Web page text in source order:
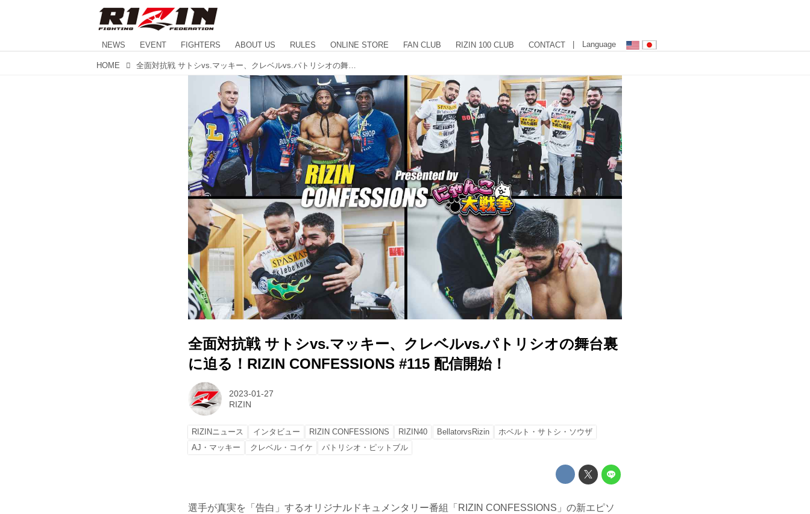
NEWS EVENT FIGHTERS ABOUT US RULES ONLINE STORE FAN CLUB RIZIN 100 CLUB CONTACT | Language
HOME
全面対抗戦 サトシvs.マッキー、クレベルvs.パトリシオの舞台裏
に迫る！RIZIN CONFESSIONS #115 配信開始！
2023-01-27
RIZIN
RIZINニュース インタビュー RIZIN CONFESSIONS RIZIN40 BellatorvsRizin
ホベルト・サトシ・ソウザ
AJ・マッキー
クレベル・コイケ パトリシオ・ピットブル
選手が真実を「告白」するオリジナルドキュメンタリー番組「RIZIN CONFESSIONS」の新エピソ